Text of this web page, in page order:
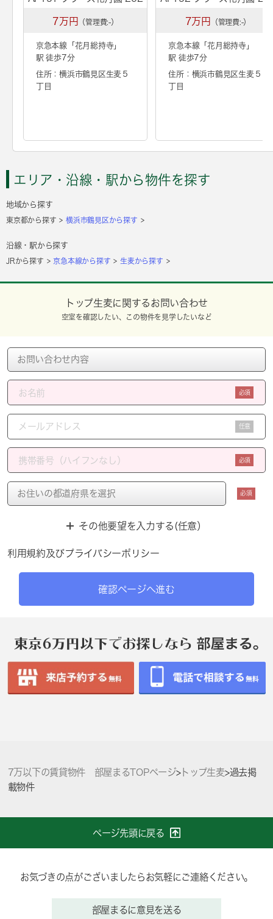
7万円 （管理費:-）
京急本線「 花月総持寺」
駅 徒歩7分
住所：横浜市鶴見区生麦５
丁目
7万円 （管理費:-）
京急本線「花月総持寺」
駅 徒歩7分
住所：横浜市鶴見区生麦５
丁目
エリア・沿線・駅から物件を探す
地域から探す
東京都から探す 横浜市鶴見区から探す
沿線・駅から探す
JRから探す 京急本線から探す 生麦から探す
トップ生麦に関するお問い合わせ
空室を確認したい、この物件を見学したいなど
必須
任意
必須
必須
その他要望を入力する(任意）
利用規約及びプライバシーポリシー
確認ページへ進む
7万以下の賃貸物件 部屋まるTOPページ>トップ生麦>過去掲
載物件
ページ先頭に戻る
お気づきの点がございましたらお気軽にご連絡ください。
部屋まるに意見を送る